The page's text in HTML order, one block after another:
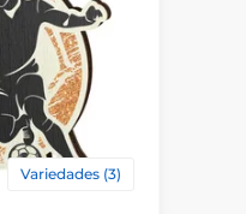
Variedades (3)